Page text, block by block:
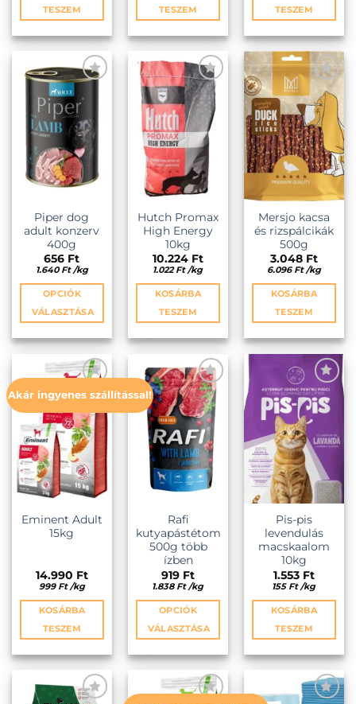
TESZEM
TESZEM
TESZEM
KEDVENCEKHEZ
Piper dog
adult konzerv
400g
656 Ft
1.640Ft /kg
OPCIÓK
VÁLASZTÁSA
a
terméknek
több
variációja
van.
A
változatok
a
termékoldalon
választhatók
ki
KEDVENCEKHEZ
Hutch Promax
High Energy
10kg
10.224 Ft
1.022Ft /kg
KOSÁRBA
TESZEM
KEDVENCEKHEZ
Mersjo kacsa
és rizspálcikák
500g
3.048 Ft
6.096 Ft /kg
KOSÁRBA
TESZEM
Akár ingyenes szállítással!
Eminent Adult
15kg
14.990 Ft
999 Ft /kg
KOSÁRBA
TESZEM
KEDVENCEKHEZ
Rafi
kutyapástétom
500g több
ízben
919 Ft
1.838 Ft /kg
OPCIÓK
VÁLASZTÁSA
a
terméknek
több
KEDVENCEKHEZ
Pis-pis
levendulás
macskaalom
10kg
1.553 Ft
155 Ft /kg
KOSÁRBA
TESZEM